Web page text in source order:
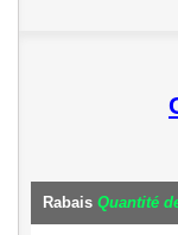
Rabais Quantité